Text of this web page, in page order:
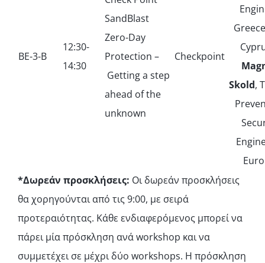
ΒΕ-3-Β
12:30-
14:30
SandBlast
Zero-Day
Protection –
Getting a step
ahead of the
unknown
Checkpoint
Skold,
*Δωρεάν προσκλήσεις: Οι δωρεάν προσκλήσεις
θα χορηγούνται από τις 9:00, με σειρά
προτεραιότητας. Κάθε ενδιαφερόμενος μπορεί να
πάρει μία πρόσκληση ανά workshop και να
συμμετέχει σε μέχρι δύο workshops. Η πρόσκληση